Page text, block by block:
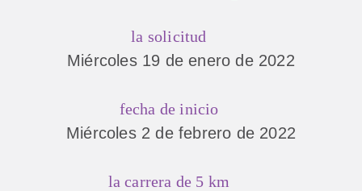
la solicitud
Miércoles 19 de enero de 2022
fecha de inicio
Miércoles 2 de febrero de 2022
la carrera de 5 km